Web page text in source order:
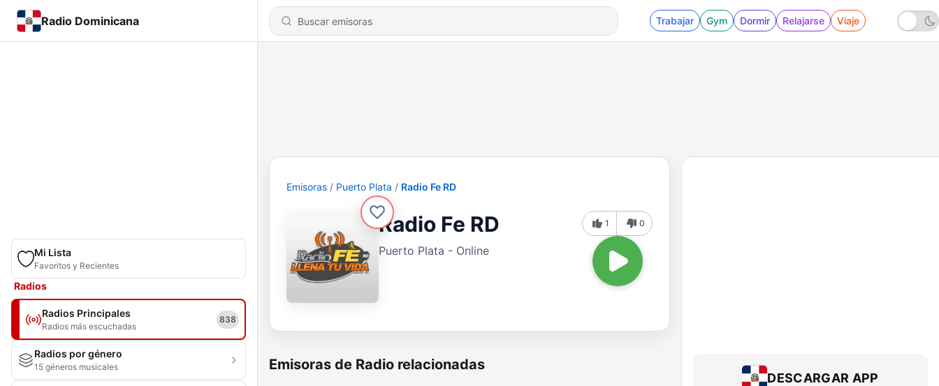
Radio Dominicana Trabajar Gym Dormir Relajarse Viaje
Mi Lista
Favoritos y Recientes
Radios
Radios Principales
Radios más escuchadas
838
Radios por género
15 géneros musicales
Emisoras Puerto Plata Radio Fe RD
Radio Fe RD
Puerto Plata - Online
1 0
Emisoras de Radio relacionadas
DESCARGAR APP